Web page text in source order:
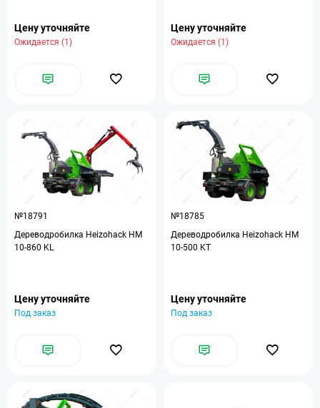
Цену уточняйте
Ожидается (1)
Цену уточняйте
Ожидается (1)
№18791
Дереводробилка Heizohack HM
10-860 KL
Цену уточняйте
Под заказ
№18785
Дереводробилка Heizohack HM
10-500 KT
Цену уточняйте
Под заказ